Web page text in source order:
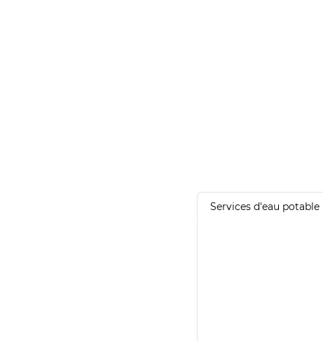
Services d'eau potable